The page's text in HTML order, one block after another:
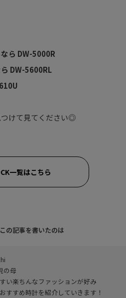
ら DW-5000R
DW-5600RL
けて見てください◎
一覧はこちら
この記事を書いたのは
の母
い楽ちんなファッションが好み
すすめ時計を紹介していきます！